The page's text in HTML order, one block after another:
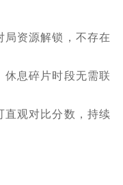
局资源解锁，不存在
休息碎片时段无需联
直观对比分数，持续